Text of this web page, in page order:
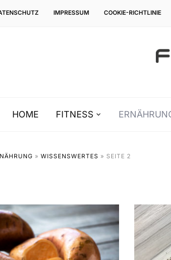
IMPRESSUM COOKIE-RICHTLINIE
HOME FITNESS
» WISSENSWERTES » SEITE 2